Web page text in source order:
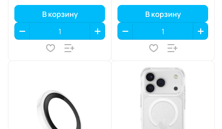
В корзину В корзину